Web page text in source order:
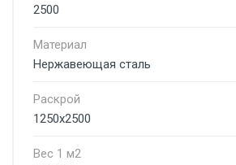
2500
Материал
Нержавеющая сталь
Раскрой
1250х2500
Вес 1 м2